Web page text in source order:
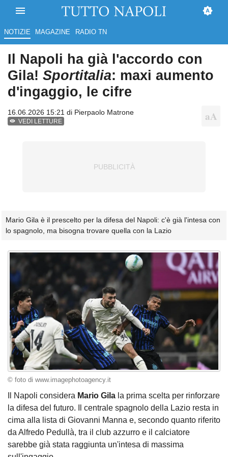
NOTIZIE MAGAZINE RADIO TN
Il Napoli ha già l'accordo con
Gila! Sportitalia: maxi aumento
d'ingaggio, le cifre
16.06.2026 15:21 di Pierpaolo Matrone
VEDI LETTURE
Mario Gila è il prescelto per la difesa del Napoli: c'è già l'intesa con
lo spagnolo, ma bisogna trovare quella con la Lazio
© foto di www.imagephotoagency.it
Il Napoli considera Mario Gila la prima scelta per rinforzare
la difesa del futuro. Il centrale spagnolo della Lazio resta in
cima alla lista di Giovanni Manna e, secondo quanto riferito
da Alfredo Pedullà, tra il club azzurro e il calciatore
sarebbe già stata raggiunta un'intesa di massima